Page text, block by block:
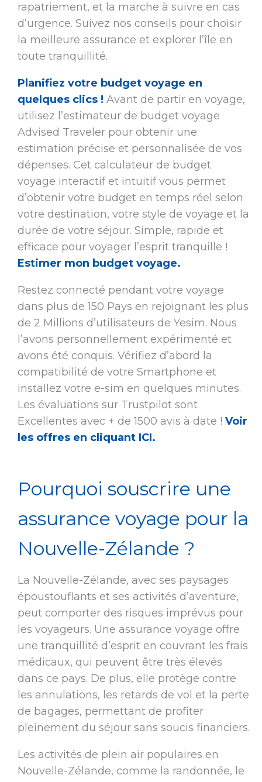
rapatriement, et la marche à suivre en cas
d’urgence. Suivez nos conseils pour choisir
la meilleure assurance et explorer l’île en
toute tranquillité.
Planifiez votre budget voyage en
quelques clics ! Avant de partir en voyage,
utilisez l’estimateur de budget voyage
Advised Traveler pour obtenir une
estimation précise et personnalisée de vos
dépenses. Cet calculateur de budget
voyage interactif et intuitif vous permet
d’obtenir votre budget en temps réel selon
votre destination, votre style de voyage et la
durée de votre séjour. Simple, rapide et
efficace pour voyager l’esprit tranquille !
Estimer mon budget voyage.
Restez connecté pendant votre voyage
dans plus de 150 Pays en rejoignant les plus
de 2 Millions d’utilisateurs de Yesim. Nous
l’avons personnellement expérimenté et
avons été conquis. Vérifiez d’abord la
compatibilité de votre Smartphone et
installez votre e-sim en quelques minutes.
Les évaluations sur Trustpilot sont
Excellentes avec + de 1500 avis à date ! Voir
les offres en cliquant ICI.
Pourquoi souscrire une
assurance voyage pour la
Nouvelle-Zélande ?
La Nouvelle-Zélande, avec ses paysages
époustouflants et ses activités d’aventure,
peut comporter des risques imprévus pour
les voyageurs. Une assurance voyage offre
une tranquillité d’esprit en couvrant les frais
médicaux, qui peuvent être très élevés
dans ce pays. De plus, elle protège contre
les annulations, les retards de vol et la perte
de bagages, permettant de profiter
pleinement du séjour sans soucis financiers.
Les activités de plein air populaires en
Nouvelle-Zélande, comme la randonnée, le